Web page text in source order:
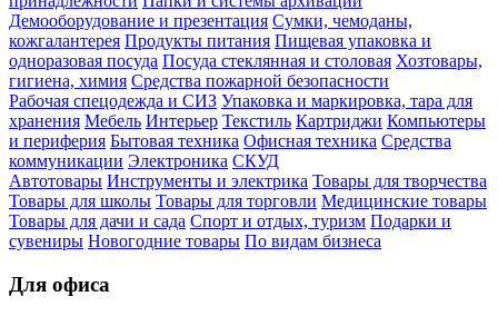
Демооборудование и презентация Сумки, чемоданы,
кожгалантерея Продукты питания Пищевая упаковка и
одноразовая посуда Посуда стеклянная и столовая Хозтовары,
гигиена, химия Средства пожарной безопасности
Рабочая спецодежда и СИЗ Упаковка и маркировка, тара для
хранения Мебель Интерьер Текстиль Картриджи Компьютеры
и периферия Бытовая техника Офисная техника Средства
коммуникации Электроника СКУД
Автотовары Инструменты и электрика Товары для творчества
Товары для школы Товары для торговли Медицинские товары
Товары для дачи и сада Спорт и отдых, туризм Подарки и
сувениры Новогодние товары По видам бизнеса
Для офиса